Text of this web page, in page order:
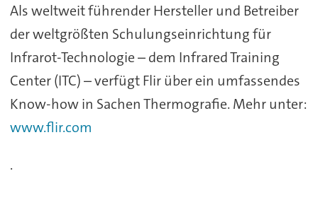
Als weltweit führender Hersteller und Betreiber
der weltgrößten Schulungseinrichtung für
Infrarot-Technologie – dem Infrared Training
Center (ITC) – verfügt Flir über ein umfassendes
Know-how in Sachen Thermografie. Mehr unter:
www.flir.com
.